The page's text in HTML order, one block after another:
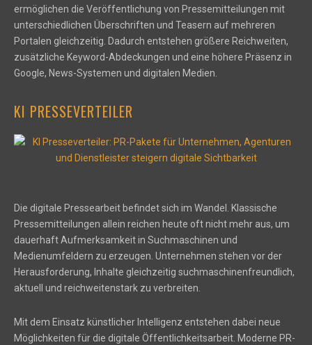
ermöglichen die Veröffentlichung von Pressemitteilungen mit
unterschiedlichen Überschriften und Teasern auf mehreren
Portalen gleichzeitig. Dadurch entstehen größere Reichweiten,
zusätzliche Keyword-Abdeckungen und eine höhere Präsenz in
Google, News-Systemen und digitalen Medien.
KI PRESSEVERTEILER
Die digitale Pressearbeit befindet sich im Wandel. Klassische
Pressemitteilungen allein reichen heute oft nicht mehr aus, um
dauerhaft Aufmerksamkeit in Suchmaschinen und
Medienumfeldern zu erzeugen. Unternehmen stehen vor der
Herausforderung, Inhalte gleichzeitig suchmaschinenfreundlich,
aktuell und reichweitenstark zu verbreiten.
Mit dem Einsatz künstlicher Intelligenz entstehen dabei neue
Möglichkeiten für die digitale Öffentlichkeitsarbeit. Moderne PR-